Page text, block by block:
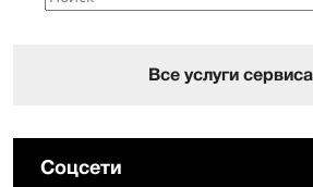
Все услуги сервиса
Соцсети